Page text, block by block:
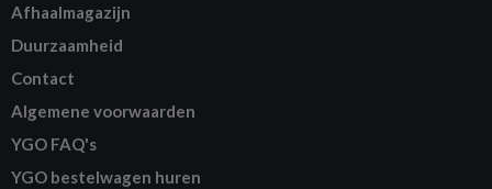
Afhaalmagazijn
Duurzaamheid
Contact
Algemene voorwaarden
YGO FAQ's
YGO bestelwagen huren